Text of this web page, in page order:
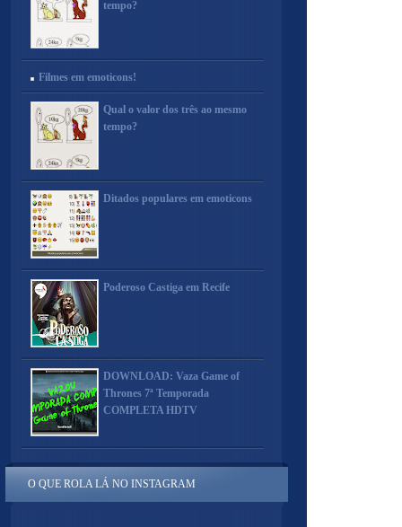
tempo?
Filmes em emoticons!
Qual o valor dos três ao mesmo
tempo?
Ditados populares em emoticons
Poderoso Castiga em Recife
DOWNLOAD: Vaza Game of
Thrones 7ª Temporada
COMPLETA HDTV
O QUE ROLA LÁ NO INSTAGRAM